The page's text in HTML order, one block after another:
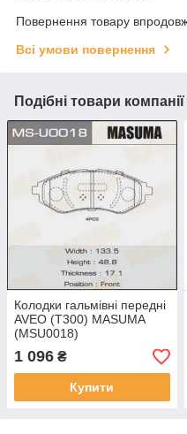
Повернення товару
Всі умови повернення
Подібні товари компанії
Колодки гальмівні передні
AVEO (T300) MASUMA
(MSU0018)
1 096 ₴
Купити